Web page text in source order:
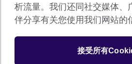
ICP number: 京ICP备10044692号-8
京公网安备11010502045859号
析流量。我们还同社交媒体、
伴分享有关您使用我们网站的
接受所有